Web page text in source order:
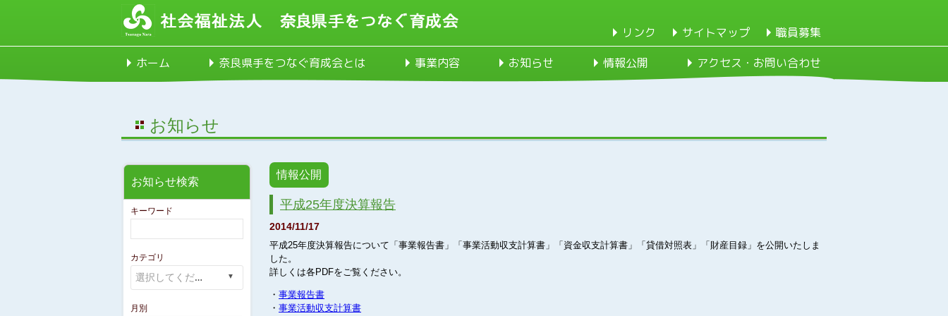
リンク サイトマップ
職員募集
ホーム
奈良県手をつなぐ育成会とは 事業内容 お知らせ 情報公開 アクセス・お問い合わせ
お知らせ
お知らせ検索
キーワード
カテゴリ
月別
情報公開
平成25年度決算報告
2014/11/17
平成25年度決算報告について「事業報告書」「事業活動収支計算書」「資金収支計算書」「貸借対照表」「財産目録」を公開いたしま
した。
詳しくは各PDFをご覧ください。
・ 事業報告書
・ 事業活動収支計算書